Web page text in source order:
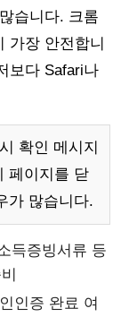
습니다. 크롬
가장 안전합니
보다 Safari나
확인 메시지
페이지를 닫
가 많습니다.
득증빙서류 등
인증 완료 여